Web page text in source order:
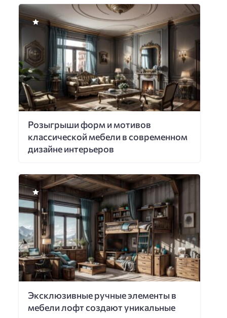
Розыгрыши форм и мотивов
классической мебели в современном
дизайне интерьеров
Эксклюзивные ручные элементы в
мебели лофт создают уникальные